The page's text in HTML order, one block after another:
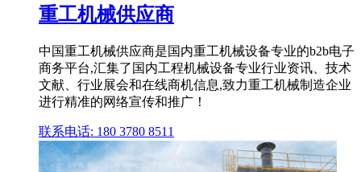
重工机械供应商
中国重工机械供应商是国内重工机械设备专业的b2b电子
商务平台,汇集了国内工程机械设备专业行业资讯、技术
文献、行业展会和在线商机信息,致力重工机械制造企业
进行精准的网络宣传和推广！
联系电话: 180 3780 8511